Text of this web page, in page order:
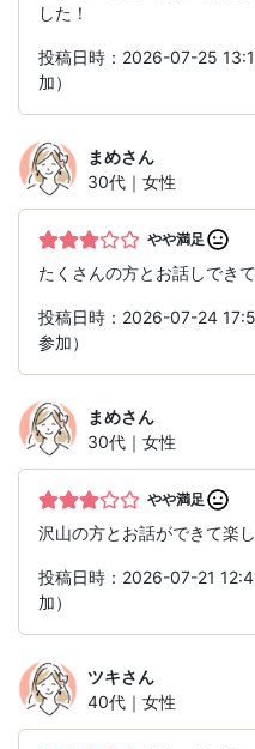
した！
投稿日時：2026-07-25
加）
まめさん
30代｜女性
やや満足
たくさんの方とお話しでき
投稿日時：2026-07-24
参加）
まめさん
30代｜女性
やや満足
沢山の方とお話ができて楽
投稿日時：2026-07-21
加）
ツキさん
40代｜女性